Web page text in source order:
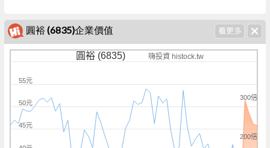
圓裕 (6835)企業價值
圓裕 (6835) 嗨投資 histock.tw
200倍
300倍
45元
50元
55元